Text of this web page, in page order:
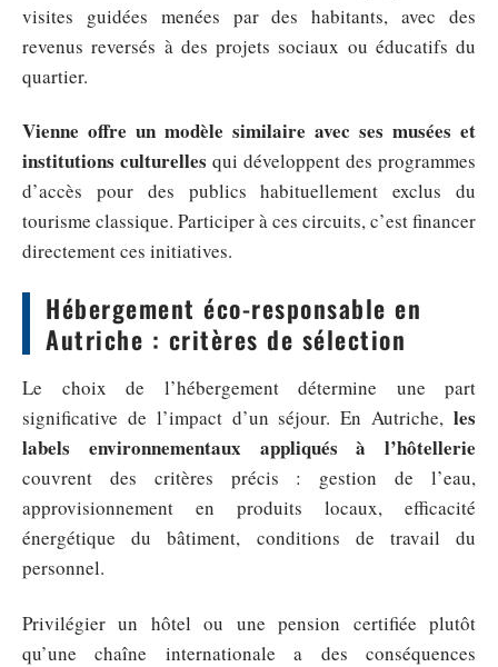
visites guidées menées par des habitants, avec des
revenus reversés à des projets sociaux ou éducatifs du
quartier.
Vienne offre un modèle similaire avec ses musées et
institutions culturelles qui développent des programmes
d’accès pour des publics habituellement exclus du
tourisme classique. Participer à ces circuits, c’est financer
directement ces initiatives.
Hébergement éco-responsable en
Autriche : critères de sélection
Le choix de l’hébergement détermine une part
significative de l’impact d’un séjour. En Autriche, les
labels environnementaux appliqués à l’hôtellerie
couvrent des critères précis : gestion de l’eau,
approvisionnement en produits locaux, efficacité
énergétique du bâtiment, conditions de travail du
personnel.
Privilégier un hôtel ou une pension certifiée plutôt
qu’une chaîne internationale a des conséquences